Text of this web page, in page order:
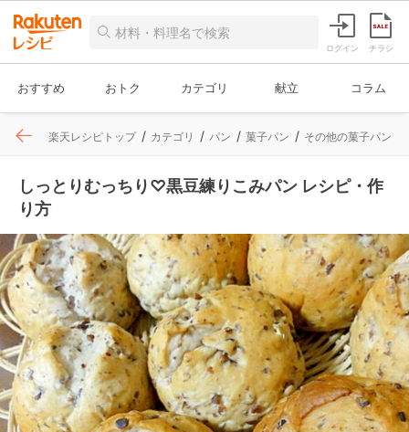
ログイン チラシ
おすすめ おトク カテゴリ 献立 コラム
楽天レシピトップ カテゴリ パン 菓子パン その他の菓子パン
しっとりむっちり♡黒豆練りこみパン レシピ・作
り方